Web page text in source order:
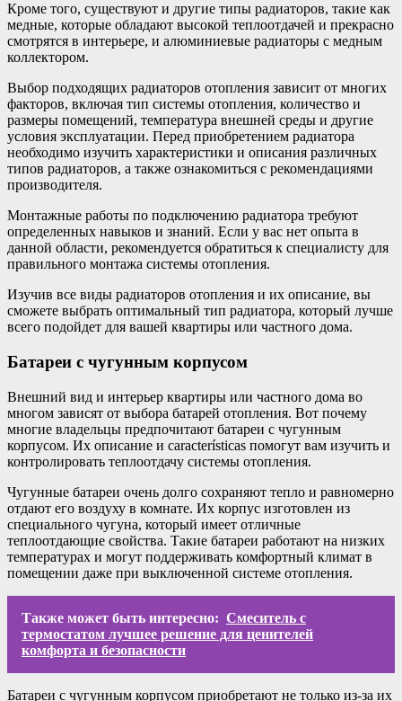
Кроме того, существуют и другие типы радиаторов, такие как
медные, которые обладают высокой теплоотдачей и прекрасно
смотрятся в интерьере, и алюминиевые радиаторы с медным
коллектором.
Выбор подходящих радиаторов отопления зависит от многих
факторов, включая тип системы отопления, количество и
размеры помещений, температура внешней среды и другие
условия эксплуатации. Перед приобретением радиатора
необходимо изучить характеристики и описания различных
типов радиаторов, а также ознакомиться с рекомендациями
производителя.
Монтажные работы по подключению радиатора требуют
определенных навыков и знаний. Если у вас нет опыта в
данной области, рекомендуется обратиться к специалисту для
правильного монтажа системы отопления.
Изучив все виды радиаторов отопления и их описание, вы
сможете выбрать оптимальный тип радиатора, который лучше
всего подойдет для вашей квартиры или частного дома.
Батареи с чугунным корпусом
Внешний вид и интерьер квартиры или частного дома во
многом зависят от выбора батарей отопления. Вот почему
многие владельцы предпочитают батареи с чугунным
корпусом. Их описание и características помогут вам изучить и
контролировать теплоотдачу системы отопления.
Чугунные батареи очень долго сохраняют тепло и равномерно
отдают его воздуху в комнате. Их корпус изготовлен из
специального чугуна, который имеет отличные
теплоотдающие свойства. Такие батареи работают на низких
температурах и могут поддерживать комфортный климат в
помещении даже при выключенной системе отопления.
Также может быть интересно: Смеситель с
термостатом лучшее решение для ценителей
комфорта и безопасности
Батареи с чугунным корпусом приобретают не только из-за их